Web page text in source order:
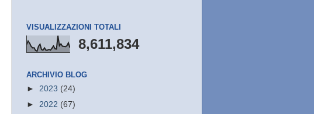
VISUALIZZAZIONI TOTALI
8,611,834
ARCHIVIO BLOG
► 2023 (24)
► 2022 (67)